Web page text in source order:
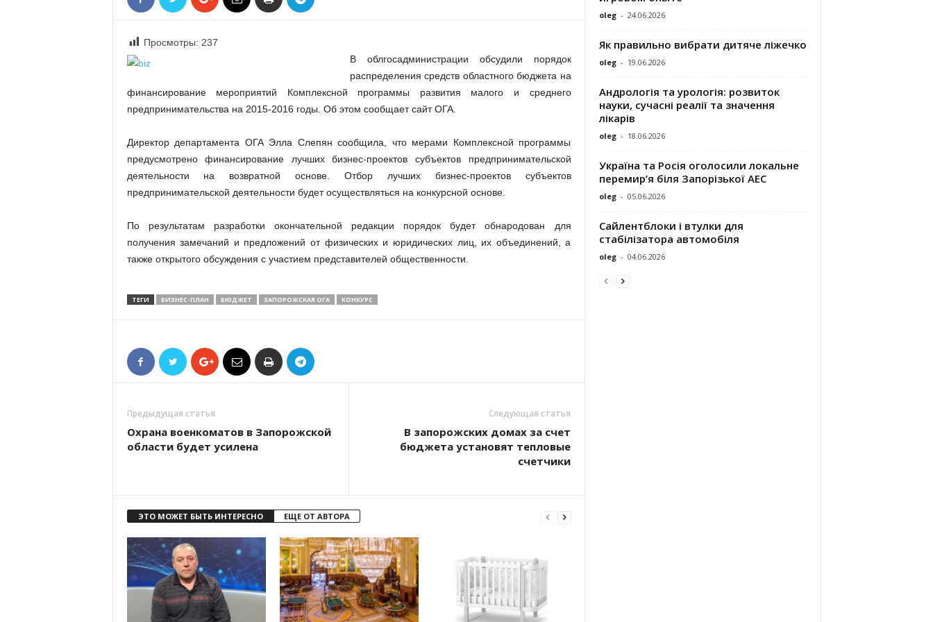
Просмотры: 237
В облгосадминистрации обсудили порядок
распределения средств областного бюджета на
финансирование мероприятий Комплексной программы развития малого и среднего
предпринимательства на 2015-2016 годы. Об этом сообщает сайт ОГА.
Директор департамента ОГА Элла Слепян сообщила, что мерами Комплексной программы
предусмотрено финансирование лучших бизнес-проектов субъектов предпринимательской
деятельности на возвратной основе. Отбор лучших бизнес-проектов субъектов
предпринимательской деятельности будет осуществляться на конкурсной основе.
По результатам разработки окончательной редакции порядок будет обнародован для
получения замечаний и предложений от физических и юридических лиц, их объединений, а
также открытого обсуждения с участием представителей общественности.
ТЕГИ БИЗНЕС-ПЛАН БЮДЖЕТ ЗАПОРОЖСКАЯ ОГА КОНКУРС
Предыдущая статья
Охрана военкоматов в Запорожской
области будет усилена
Следующая статья
В запорожских домах за счет
бюджета установят тепловые
счетчики
ЭТО МОЖЕТ БЫТЬ ИНТЕРЕСНО ЕЩЕ ОТ АВТОРА
oleg - 24.06.2026
Як правильно вибрати дитяче ліжечко
oleg - 19.06.2026
Андрологія та урологія: розвиток
науки, сучасні реалії та значення
лікарів
oleg - 18.06.2026
Україна та Росія оголосили локальне
перемир’я біля Запорізької АЕС
oleg - 05.06.2026
Сайлентблоки і втулки для
стабілізатора автомобіля
oleg - 04.06.2026